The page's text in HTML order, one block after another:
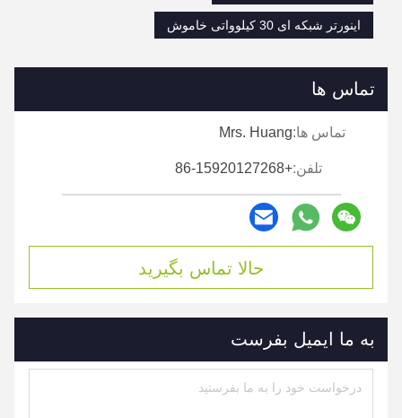
اینورتر شبکه ای 30 کیلوواتی خاموش
تماس ها
تماس ها:Mrs. Huang
تلفن:+86-15920127268
حالا تماس بگیرید
به ما ایمیل بفرست